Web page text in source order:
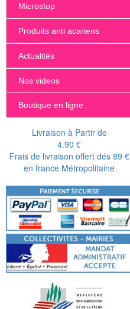
Microstop
Produits anti acariens
Actualités
+ Nos videos
Boutique en ligne
Livraison à Partir de
4.90 €
Frais de livraison offert dés 89 €
en france Métropolitaine